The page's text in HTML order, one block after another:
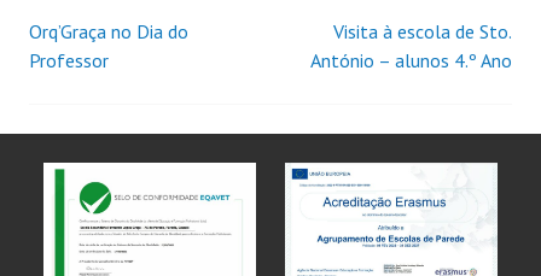
Orq’Graça no Dia do
Professor
Visita à escola de Sto.
António – alunos 4.º Ano